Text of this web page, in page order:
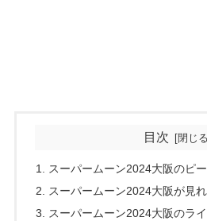
目次
スーパームーン2024大阪のピ
スーパームーン2024大阪が見
スーパームーン2024大阪のラ